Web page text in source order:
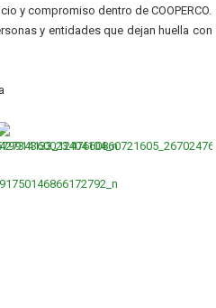
y compromiso dentro de COOPERCO.
y entidades que dejan huella con